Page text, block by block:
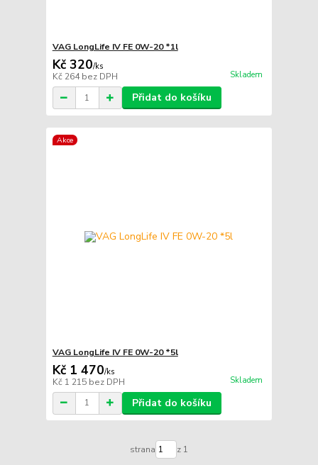
VAG LongLife IV FE 0W-20 *1l
Kč 320/ks
Kč 264bez DPH Skladem
Přidat do košíku
Akce
VAG LongLife IV FE 0W-20 *5l
Kč 1 470/ks
Kč 1 215 bez DPH Skladem
Přidat do košíku
strana z 1